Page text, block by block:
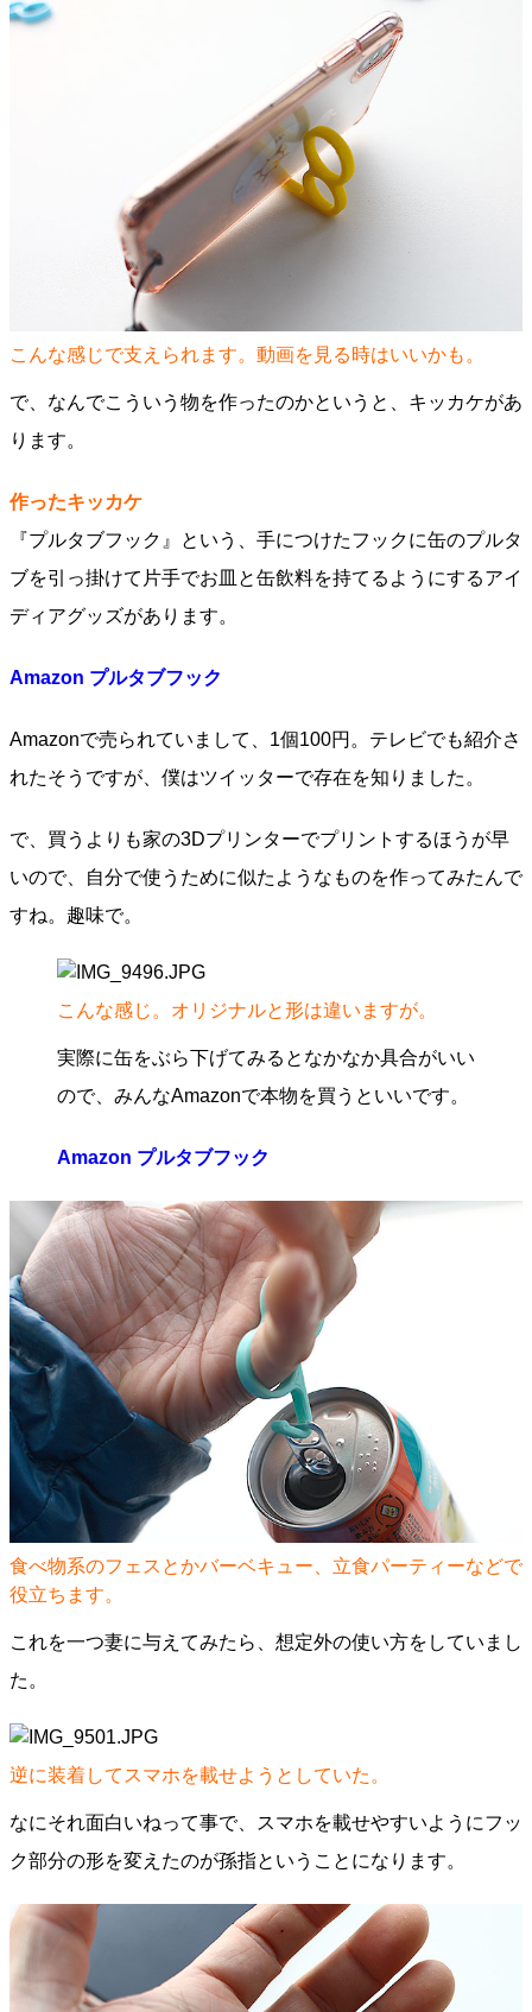
こんな感じで支えられます。動画を見る時はいいかも。
で、なんでこういう物を作ったのかというと、キッカケがあ
ります。
作ったキッカケ
『プルタブフック』という、手につけたフックに缶のプルタ
ブを引っ掛けて片手でお皿と缶飲料を持てるようにするアイ
ディアグッズがあります。
Amazon プルタブフック
Amazonで売られていまして、1個100円。テレビでも紹介さ
れたそうですが、僕はツイッターで存在を知りました。
で、買うよりも家の3Dプリンターでプリントするほうが早
いので、自分で使うために似たようなものを作ってみたんで
すね。趣味で。
こんな感じ。オリジナルと形は違いますが。
実際に缶をぶら下げてみるとなかなか具合がいい
ので、みんなAmazonで本物を買うといいです。
Amazon プルタブフック
食べ物系のフェスとかバーベキュー、立食パーティーなどで
役立ちます。
これを一つ妻に与えてみたら、想定外の使い方をしていまし
た。
逆に装着してスマホを載せようとしていた。
なにそれ面白いねって事で、スマホを載せやすいようにフッ
ク部分の形を変えたのが孫指ということになります。